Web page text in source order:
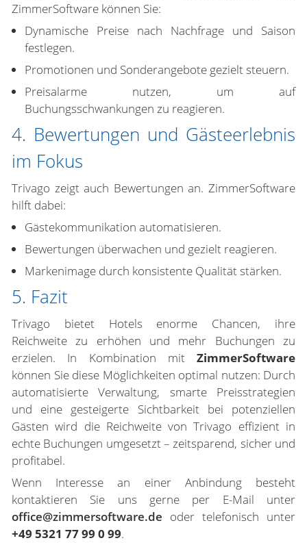
ZimmerSoftware können Sie:
Dynamische Preise nach Nachfrage und Saison
festlegen.
Promotionen und Sonderangebote gezielt steuern.
Preisalarme nutzen, um auf
Buchungsschwankungen zu reagieren.
4. Bewertungen und Gästeerlebnis
im Fokus
Trivago zeigt auch Bewertungen an. ZimmerSoftware
hilft dabei:
Gästekommunikation automatisieren.
Bewertungen überwachen und gezielt reagieren.
Markenimage durch konsistente Qualität stärken.
5. Fazit
Trivago bietet Hotels enorme Chancen, ihre
Reichweite zu erhöhen und mehr Buchungen zu
erzielen. In Kombination mit ZimmerSoftware
können Sie diese Möglichkeiten optimal nutzen: Durch
automatisierte Verwaltung, smarte Preisstrategien
und eine gesteigerte Sichtbarkeit bei potenziellen
Gästen wird die Reichweite von Trivago effizient in
echte Buchungen umgesetzt – zeitsparend, sicher und
profitabel.
Wenn Interesse an einer Anbindung besteht
kontaktieren Sie uns gerne per E-Mail unter
office@zimmersoftware.de oder telefonisch unter
+49 5321 77 99 0 99.